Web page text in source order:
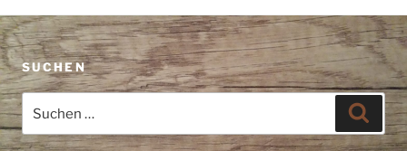
SUCHEN
Suche
nach: